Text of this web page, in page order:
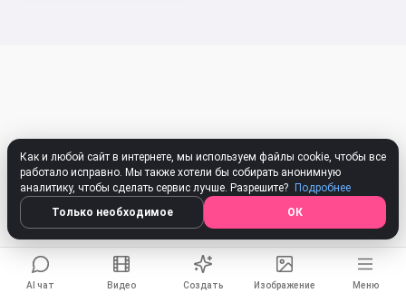
AI чат Видео Создать Изображение Меню
Как и любой сайт в интернете, мы используем файлы cookie, чтобы все
работало исправно. Мы также хотели бы собирать анонимную
аналитику, чтобы сделать сервис лучше. Разрешите?
Подробнее
Только необходимое
ОК